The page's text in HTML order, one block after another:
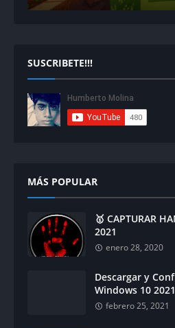
SUSCRIBETE!!!
MÁS POPULAR
🥇 CAPTURAR
2021
enero 28, 2020
Descargar y
Windows 10 2021
febrero 25, 2021